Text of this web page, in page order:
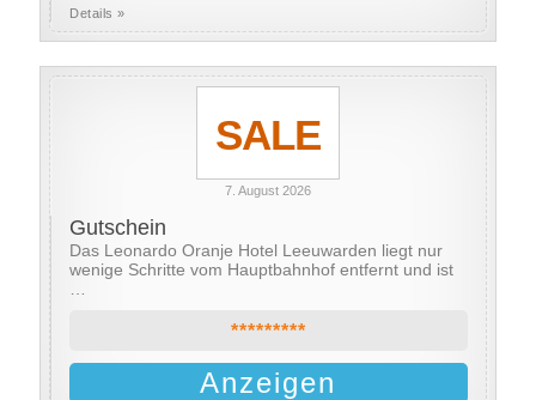
Details »
SALE
7. August 2026
Gutschein
Das Leonardo Oranje Hotel Leeuwarden liegt nur
wenige Schritte vom Hauptbahnhof entfernt und ist
*********
Anzeigen